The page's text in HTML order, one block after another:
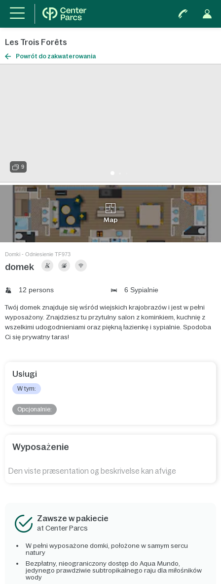
Les Trois Forêts
Powrót do zakwaterowania
9
Map
Domki - Odniesienie TF973
domek
12 persons 6 Sypialnie
Twój domek znajduje się wśród wiejskich krajobrazów i jest w pełni
wyposażony. Znajdziesz tu przytulny salon z kominkiem, kuchnię z
wszelkimi udogodnieniami oraz piękną łazienkę i sypialnie. Spodoba
Ci się prywatny taras!
Usługi
W tym:
Opcjonalnie:
Wyposażenie
Den viste præsentation og beskrivelse kan afvige
Zawsze w pakiecie
at Center Parcs
W pełni wyposażone domki, położone w samym sercu
natury
Bezpłatny, nieograniczony dostęp do Aqua Mundo,
jedynego prawdziwie subtropikalnego raju dla miłośników
wody